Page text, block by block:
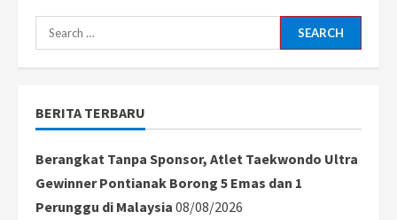
Sisingmangraja
Search
for:
BERITA TERBARU
Berangkat Tanpa Sponsor, Atlet Taekwondo Ultra
Gewinner Pontianak Borong 5 Emas dan 1
Perunggu di Malaysia 08/08/2026